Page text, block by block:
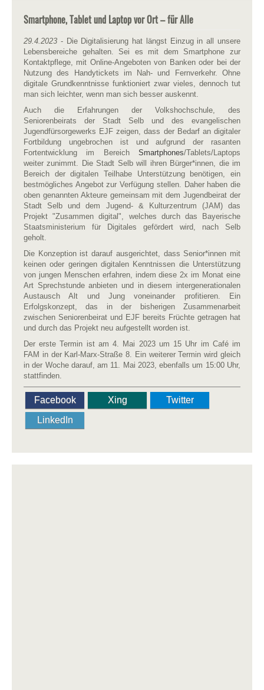
Smartphone, Tablet und Laptop vor Ort – für Alle
29.4.2023 - Die Digitalisierung hat längst Einzug in all unsere
Lebensbereiche gehalten. Sei es mit dem Smartphone zur
Kontaktpflege, mit Online-Angeboten von Banken oder bei der
Nutzung des Handytickets im Nah- und Fernverkehr. Ohne
digitale Grundkenntnisse funktioniert zwar vieles, dennoch tut
man sich leichter, wenn man sich besser auskennt.
Auch die Erfahrungen der Volkshochschule, des
Seniorenbeirats der Stadt Selb und des evangelischen
Jugendfürsorgewerks EJF zeigen, dass der Bedarf an digitaler
Fortbildung ungebrochen ist und aufgrund der rasanten
Fortentwicklung im Bereich Smartphones/Tablets/Laptops
weiter zunimmt. Die Stadt Selb will ihren Bürger*innen, die im
Bereich der digitalen Teilhabe Unterstützung benötigen, ein
bestmögliches Angebot zur Verfügung stellen. Daher haben die
oben genannten Akteure gemeinsam mit dem Jugendbeirat der
Stadt Selb und dem Jugend- & Kulturzentrum (JAM) das
Projekt "Zusammen digital", welches durch das Bayerische
Staatsministerium für Digitales gefördert wird, nach Selb
geholt.
Die Konzeption ist darauf ausgerichtet, dass Senior*innen mit
keinen oder geringen digitalen Kenntnissen die Unterstützung
von jungen Menschen erfahren, indem diese 2x im Monat eine
Art Sprechstunde anbieten und in diesem intergenerationalen
Austausch Alt und Jung voneinander profitieren. Ein
Erfolgskonzept, das in der bisherigen Zusammenarbeit
zwischen Seniorenbeirat und EJF bereits Früchte getragen hat
und durch das Projekt neu aufgestellt worden ist.
Der erste Termin ist am 4. Mai 2023 um 15 Uhr im Café im
FAM in der Karl-Marx-Straße 8. Ein weiterer Termin wird gleich
in der Woche darauf, am 11. Mai 2023, ebenfalls um 15:00 Uhr,
stattfinden.
Facebook Xing
Twitter
LinkedIn